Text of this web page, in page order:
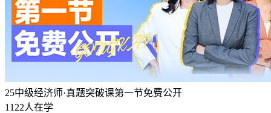
25中级经济师·真题突破课第一节免费公开
1122人在学